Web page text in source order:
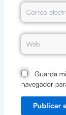
Correo
electrónico*
Web
Guarda
navegador